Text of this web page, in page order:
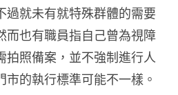
過就未有就特殊群體的需要
而也有職員指自己曾為視障
拍照備案，並不強制進行人
的執行標準可能不一樣。